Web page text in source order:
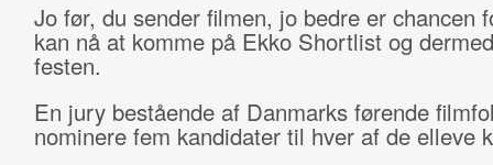
Jo før, du sender filmen, jo bedre er chancen
kan nå at komme på Ekko Shortlist og
festen.
En jury bestående af Danmarks førende
nominere fem kandidater til hver af de elleve